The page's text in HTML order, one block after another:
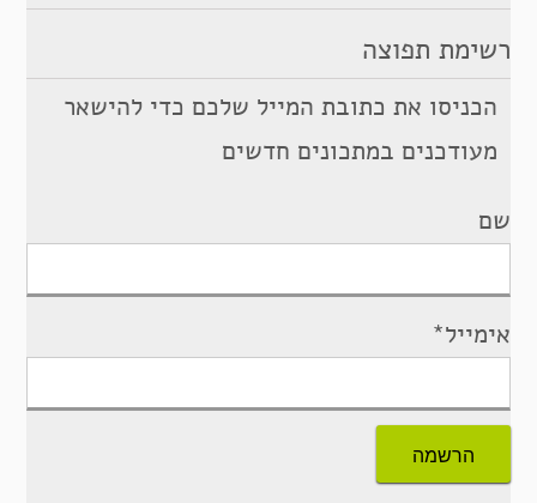
רשימת תפוצה
הכניסו את כתובת המייל שלכם כדי להישאר
מעודכנים במתכונים חדשים
שם
אימייל*